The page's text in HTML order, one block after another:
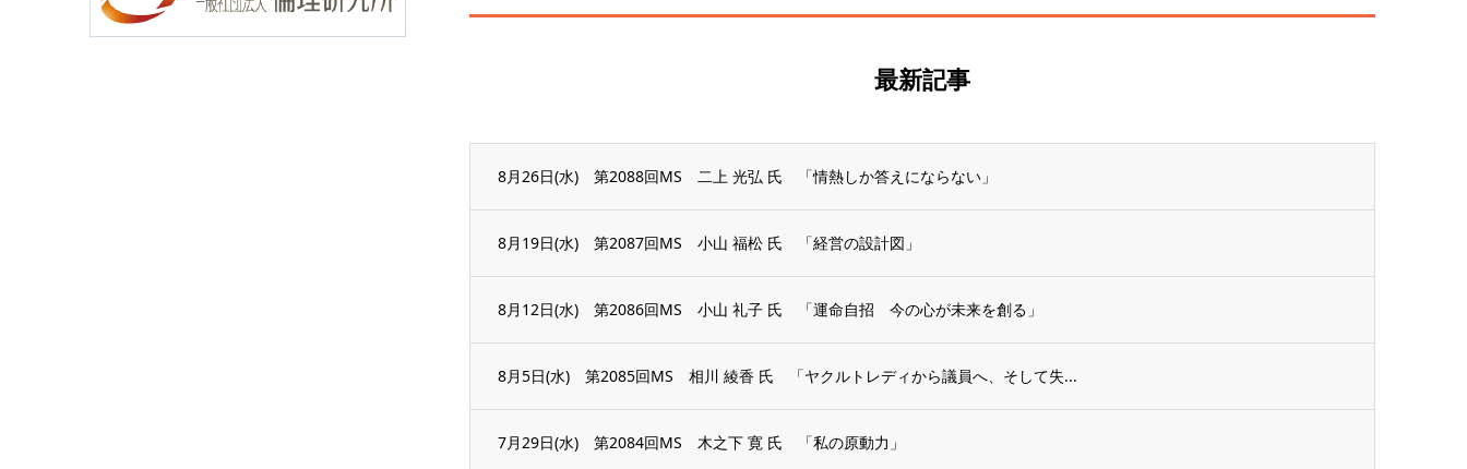
最新記事
8月26日(水) 第2088回MS 二上 光弘 氏 「情熱しか答えにならない」
8月19日(水) 第2087回MS 小山 福松 氏 「経営の設計図」
8月12日(水) 第2086回MS 小山 礼子 氏 「運命自招 今の心が未来を創る」
8月5日(水) 第2085回MS 相川 綾香 氏 「ヤクルトレディから議員へ、そして失...
7月29日(水) 第2084回MS 木之下 寛 氏 「私の原動力」